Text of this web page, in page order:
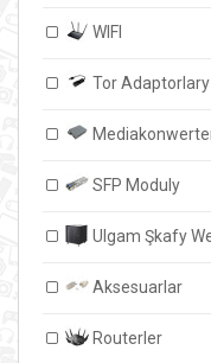
WIFI
Tor Adaptorlary
SFP Moduly
Ulgam Şkafy
Aksesuarlar
Routerler